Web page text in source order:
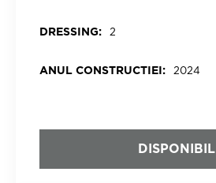
DRESSING: 2
ANUL CONSTRUCTIEI: 2024
DISPONIBIL